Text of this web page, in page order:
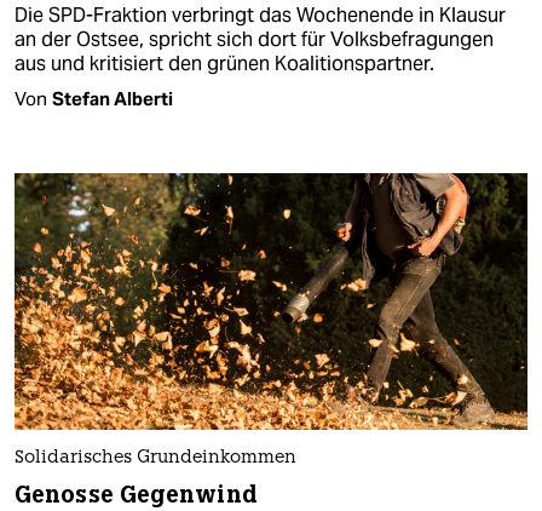
Die SPD-Fraktion verbringt das Wochenende in Klausur
an der Ostsee, spricht sich dort für Volksbefragungen
aus und kritisiert den grünen Koalitionspartner.
Von Stefan Alberti
Solidarisches Grundeinkommen
Genosse Gegenwind